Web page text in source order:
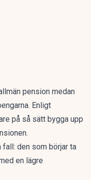
pension medan
Enligt
på så sätt bygga upp
den som börjar ta
en lägre